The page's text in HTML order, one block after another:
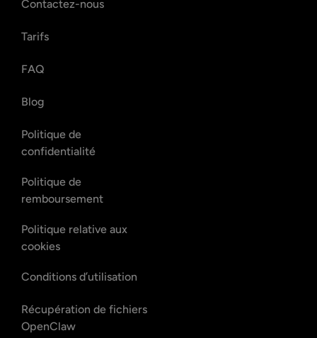
Contactez-nous
Tarifs
FAQ
Blog
Politique de
confidentialité
Politique de
remboursement
Politique relative aux
cookies
Conditions d’utilisation
Récupération de fichiers
OpenClaw